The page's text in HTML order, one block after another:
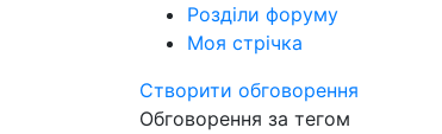
Розділи форуму
Моя стрічка
Створити обговорення
Обговорення за тегом